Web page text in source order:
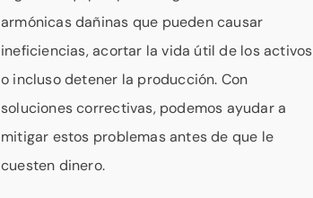
armónicas dañinas que pueden causar
ineficiencias, acortar la vida útil de los activos
o incluso detener la producción. Con
soluciones correctivas, podemos ayudar a
mitigar estos problemas antes de que le
cuesten dinero.